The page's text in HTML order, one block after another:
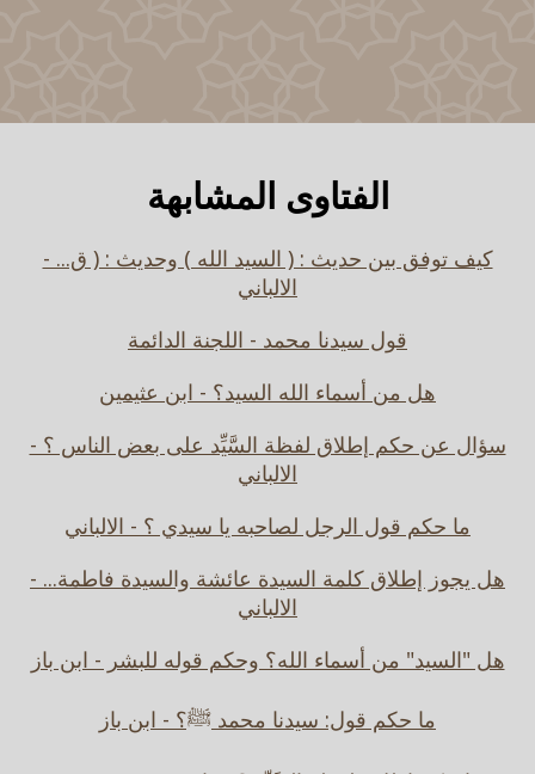
الفتاوى المشابهة
كيف توفق بين حديث : ( السيد الله ) وحديث : ( ق... -
الالباني
قول سيدنا محمد - اللجنة الدائمة
هل من أسماء الله السيد؟ - ابن عثيمين
سؤال عن حكم إطلاق لفظة السَّيِّد على بعض الناس ؟ -
الالباني
ما حكم قول الرجل لصاحبه يا سيدي ؟ - الالباني
هل يجوز إطلاق كلمة السيدة عائشة والسيدة فاطمة... -
الالباني
هل "السيد" من أسماء الله؟ وحكم قوله للبشر - ابن باز
ما حكم قول: سيدنا محمد ﷺ؟ - ابن باز